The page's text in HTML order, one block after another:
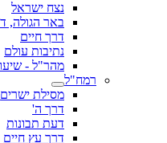
נצח ישראל
באר הגולה,
דרך חיים
נתיבות עולם
מהר"ל -
רמח"ל
מסילת ישרים
דרך ה'
דעת תבונות
דרך עץ חיים